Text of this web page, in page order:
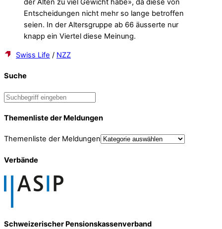
der Alten zu viel Gewicht habe», da diese von
Entscheidungen nicht mehr so lange betroffen
seien. In der Altersgruppe ab 66 äusserte nur
knapp ein Viertel diese Meinung.
Swiss Life / NZZ
Suche
Themenliste der Meldungen
Themenliste der Meldungen
Verbände
Schweizerischer Pensionskassenverband